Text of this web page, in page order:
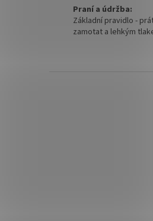
Praní a údržba:
Základní pravidlo -
zamotat a lehkým